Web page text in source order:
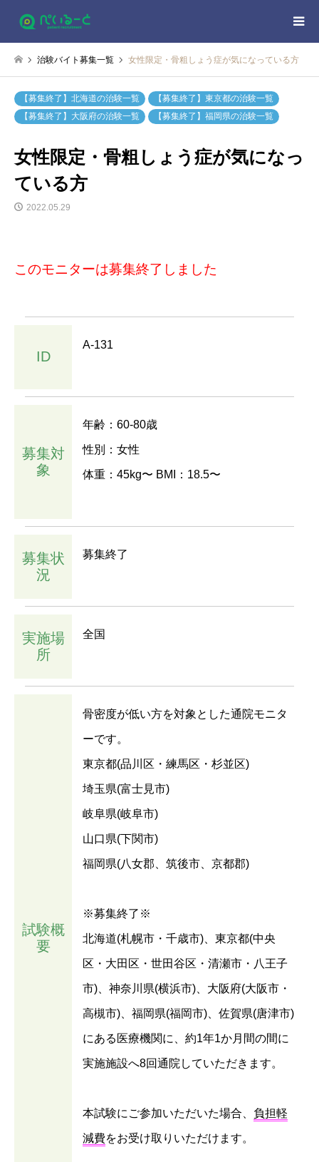
治験バイト募集一覧 女性限定・骨粗しょう症が気になっている方
【募集終了】北海道の治験一覧
【募集終了】東京都の治験一覧
【募集終了】大阪府の治験一覧
【募集終了】福岡県の治験一覧
女性限定・骨粗しょう症が気になっ
ている方
2022.05.29
このモニターは募集終了しました
ID
A-131
募集対
象
年齢：60-80歳
性別：女性
体重：45kg〜 BMI：18.5〜
募集状
況
募集終了
実施場
所
全国
試験概
要
骨密度が低い方を対象とした通院モニタ
ーです。
東京都(品川区・練馬区・杉並区)
埼玉県(富士見市)
岐阜県(岐阜市)
山口県(下関市)
福岡県(八女郡、筑後市、京都郡)
※募集終了※
北海道(札幌市・千歳市)、東京都(中央
区・大田区・世田谷区・清瀬市・八王子
市)、神奈川県(横浜市)、大阪府(大阪市・
高槻市)、福岡県(福岡市)、佐賀県(唐津市)
にある医療機関に、約1年1か月間の間に
実施施設へ8回通院していただきます。
本試験にご参加いただいた場合、 負担軽
減費をお受け取りいただけます。